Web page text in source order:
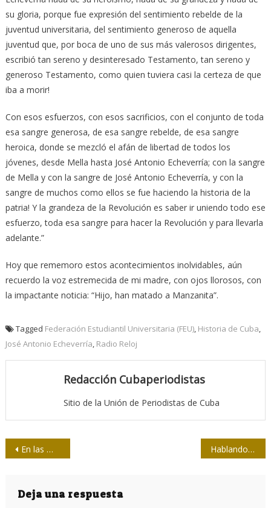
su gloria, porque fue expresión del sentimiento rebelde de la
juventud universitaria, del sentimiento generoso de aquella
juventud que, por boca de uno de sus más valerosos dirigentes,
escribió tan sereno y desinteresado Testamento, tan sereno y
generoso Testamento, como quien tuviera casi la certeza de que
iba a morir!
Con esos esfuerzos, con esos sacrificios, con el conjunto de toda
esa sangre generosa, de esa sangre rebelde, de esa sangre
heroica, donde se mezcló el afán de libertad de todos los
jóvenes, desde Mella hasta José Antonio Echeverría; con la sangre
de Mella y con la sangre de José Antonio Echeverría, y con la
sangre de muchos como ellos se fue haciendo la historia de la
patria! Y la grandeza de la Revolución es saber ir uniendo todo ese
esfuerzo, toda esa sangre para hacer la Revolución y para llevarla
adelante.”
Hoy que rememoro estos acontecimientos inolvidables, aún
recuerdo la voz estremecida de mi madre, con ojos llorosos, con
la impactante noticia: “Hijo, han matado a Manzanita”.
Tagged Federación Estudiantil Universitaria (FEU), Historia de Cuba,
José Antonio Echeverría, Radio Reloj
Redacción Cubaperiodistas
Sitio de la Unión de Periodistas de Cuba
Navegación
entradas
En las malas y en las buenas Hablando del tiempo, en tiempo y con precisión
Deja una respuesta